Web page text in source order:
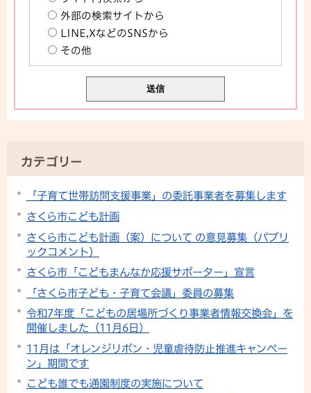
外部の検索サイトから
LINE,XなどのSNSから
その他
カテゴリー
「子育て世帯訪問支援事業」の委託事業者を募集します
さくら市こども計画
さくら市こども計画（案）について の意見募集（パブリ
ックコメント）
さくら市「こどもまんなか応援サポーター」宣言
「さくら市子ども・子育て会議」委員の募集
令和7年度「こどもの居場所づくり事業者情報交換会」を
開催しました（11月6日）
11月は「オレンジリボン・児童虐待防止推進キャンペー
ン」期間です
こども誰でも通園制度の実施について